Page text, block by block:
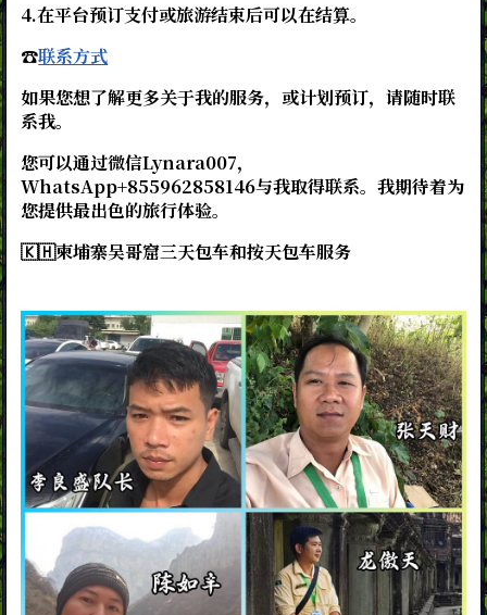
4.在平台预订支付或旅游结束后可以在结算。
☎️联系方式
如果您想了解更多关于我的服务，或计划预订，请随时联
系我。
您可以通过微信Lynara007，
WhatsApp+855962858146与我取得联系。我期待着为
您提供最出色的旅行体验。
🇰🇭柬埔寨吴哥窟三天包车和按天包车服务